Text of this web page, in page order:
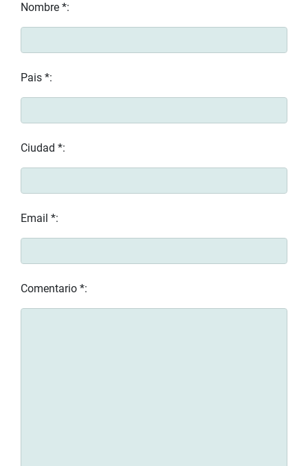
Nombre *:
Pais *:
Ciudad *:
Email *:
Comentario *: